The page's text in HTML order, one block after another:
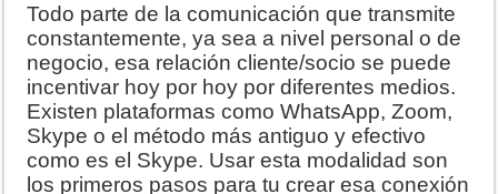
Todo parte de la comunicación que transmite
constantemente, ya sea a nivel personal o de
negocio, esa relación cliente/socio se puede
incentivar hoy por hoy por diferentes medios.
Existen plataformas como WhatsApp, Zoom,
Skype o el método más antiguo y efectivo
como es el Skype. Usar esta modalidad son
los primeros pasos para tu crear esa conexión